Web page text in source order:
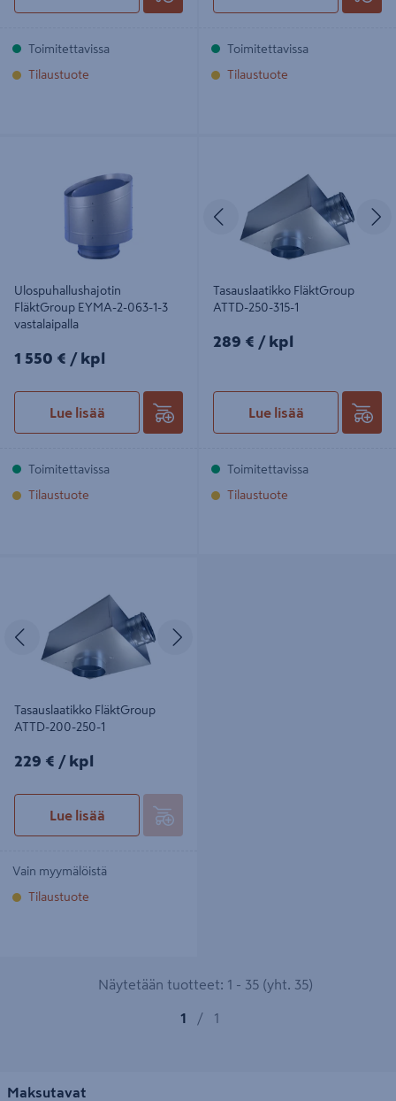
Toimitettavissa
Tilaustuote
Toimitettavissa
Tilaustuote
Ulospuhallushajotin
FläktGroup EYMA-2-063-1-3
vastalaipalla
1550€/kpl
1 550 € / kpl
Lue lisää
Toimitettavissa
Tilaustuote
Edellinen
Tasauslaatikko FläktGroup
ATTD-250-315-1
289€/kpl
289 € / kpl
Lue lisää
Toimitettavissa
Tilaustuote
Edellinen
Tasauslaatikko FläktGroup
ATTD-200-250-1
229€/kpl
229 € / kpl
Lue lisää
Vain myymälöistä
Tilaustuote
Näytetään tuotteet: 1 - 35 (yht. 35)
1 / 1
Maksutavat